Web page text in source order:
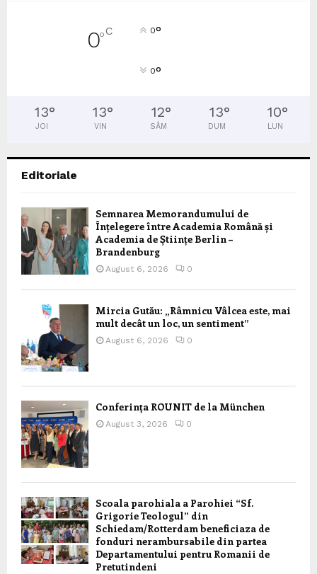
0°C 0°
0°
13°
JOI
13°
VIN
12°
SÂM
13°
DUM
10°
LUN
Editoriale
Semnarea Memorandumului de
Înțelegere între Academia Română și
Academia de Științe Berlin –
Brandenburg
August 6, 2026 0
Mircia Gutău: „Râmnicu Vâlcea este, mai
mult decât un loc, un sentiment”
August 6, 2026 0
Conferința ROUNIT de la München
August 3, 2026 0
Scoala parohiala a Parohiei “Sf.
Grigorie Teologul” din
Schiedam/Rotterdam beneficiaza de
fonduri nerambursabile din partea
Departamentului pentru Romanii de
Pretutindeni